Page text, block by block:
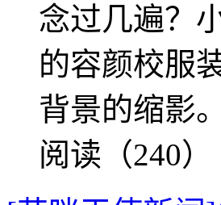
念过几遍？
的容颜校服
背景的缩影。
阅读（240）